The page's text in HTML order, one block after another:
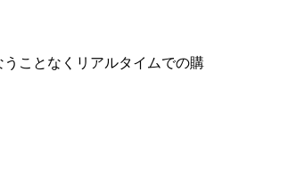
ことなくリアルタイムでの購